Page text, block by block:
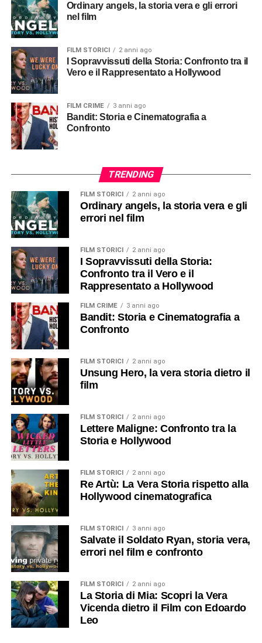
Ordinary angels, la storia vera e gli errori
nel film
FILM STORICI 2 anni ago
Vero e il Rappresentato a Hollywood
FILM CRIME 3 anni ago
Bandit: Storia e Cinematografia a
Confronto
TRENDING
FILM STORICI 2 anni ago
Ordinary angels, la storia vera e gli
errori nel film
FILM STORICI 2 anni ago
I Sopravvissuti della Storia:
Confronto tra il Vero e il
Rappresentato a Hollywood
FILM CRIME 3 anni ago
Bandit: Storia e Cinematografia a
Confronto
FILM STORICI 2 anni ago
Unsung Hero, la vera storia dietro il
film
FILM STORICI 2 anni ago
Lettere Maligne: Confronto tra la
Storia e Hollywood
FILM STORICI 2 anni ago
Re Artù: La Vera Storia rispetto alla
Hollywood cinematografica
FILM STORICI 3 anni ago
Salvate il Soldato Ryan, storia vera,
errori nel film e confronto
FILM STORICI 2 anni ago
La Storia di Mia: Scopri la Vera
Vicenda dietro il Film con Edoardo
Leo